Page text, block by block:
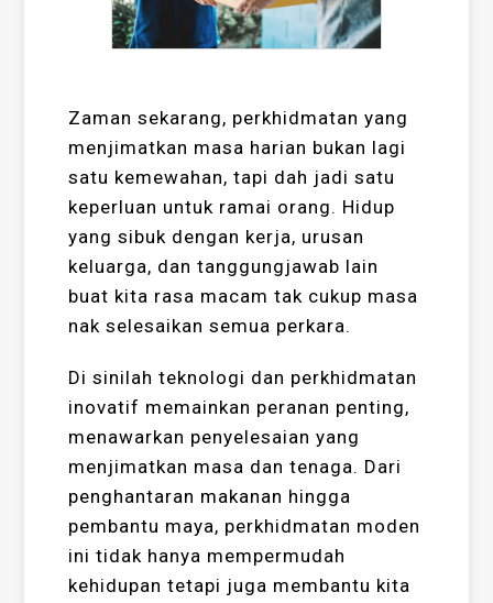
Zaman sekarang, perkhidmatan yang
menjimatkan masa harian bukan lagi
satu kemewahan, tapi dah jadi satu
keperluan untuk ramai orang. Hidup
yang sibuk dengan kerja, urusan
keluarga, dan tanggungjawab lain
buat kita rasa macam tak cukup masa
nak selesaikan semua perkara.
Di sinilah teknologi dan perkhidmatan
inovatif memainkan peranan penting,
menawarkan penyelesaian yang
menjimatkan masa dan tenaga. Dari
penghantaran makanan hingga
pembantu maya, perkhidmatan moden
ini tidak hanya mempermudah
kehidupan tetapi juga membantu kita